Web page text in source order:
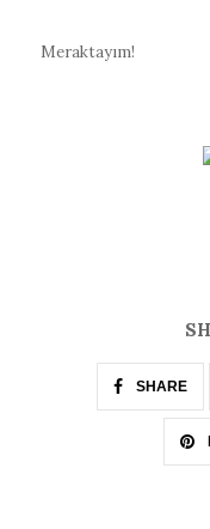
Meraktayım!
SHARE